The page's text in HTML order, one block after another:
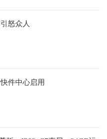
怒众人
件中心启用